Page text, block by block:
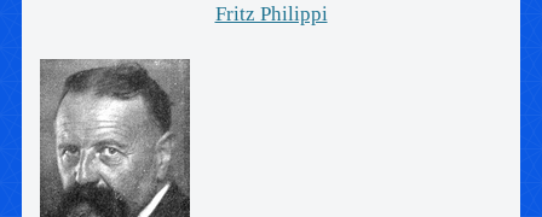
Fritz Philippi